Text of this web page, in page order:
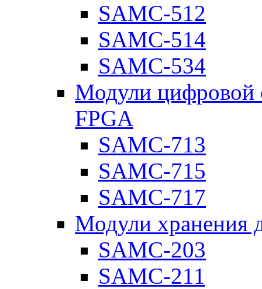
SAMC-512
SAMC-514
SAMC-534
Модули цифровой
FPGA
SAMC-713
SAMC-715
SAMC-717
Модули хранения
SAMC-203
SAMC-211